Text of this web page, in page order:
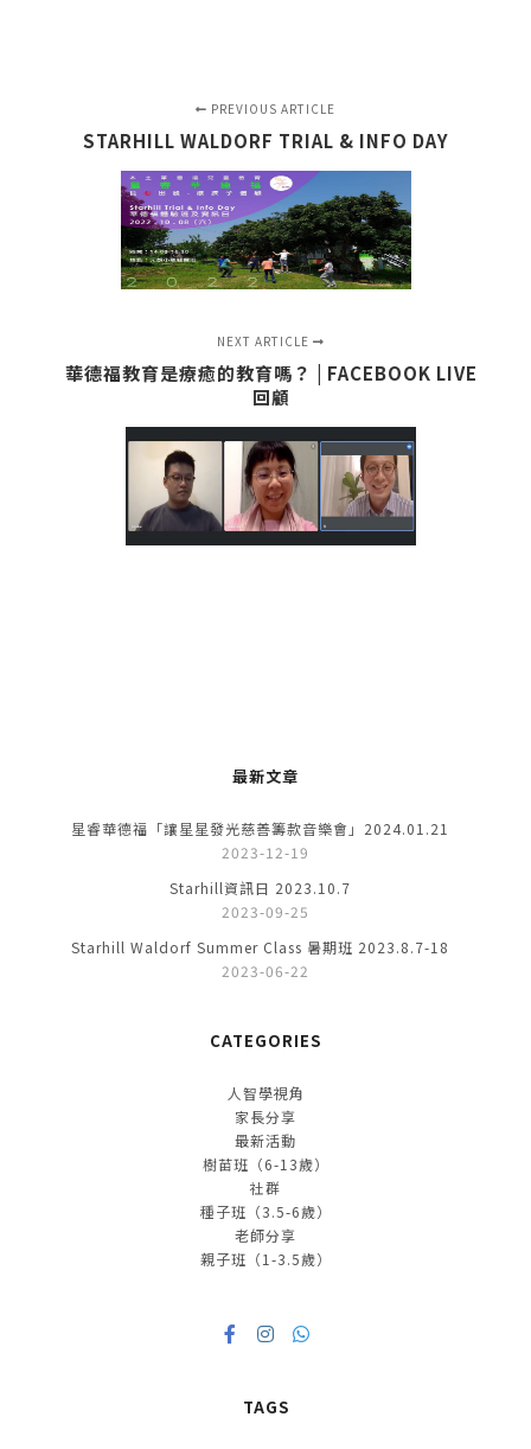
PREVIOUS ARTICLE
STARHILL WALDORF TRIAL & INFO DAY
NEXT ARTICLE
華德福教育是療癒的教育嗎？ | FACEBOOK LIVE
回顧
最新文章
星睿華德福「讓星星發光慈善籌款音樂會」2024.01.21
2023-12-19
Starhill資訊日 2023.10.7
2023-09-25
Starhill Waldorf Summer Class 暑期班 2023.8.7-18
2023-06-22
CATEGORIES
人智學視角
家長分享
最新活動
樹苗班（6-13歲）
社群
種子班（3.5-6歲）
老師分享
親子班（1-3.5歲）
TAGS